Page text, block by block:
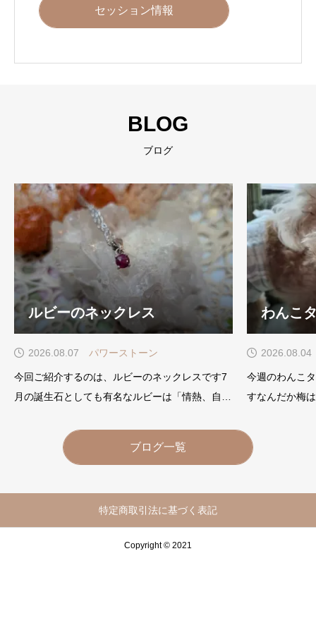
セッション情報
BLOG
ブログ
ルビーのネックレス
2026.08.07 パワーストーン
今回ご紹介するのは、ルビーのネックレスです7
月の誕生石としても有名なルビーは「情熱、自
ドよりも古くから、多くの人に愛され続けてきま
した勝利を呼ぶ石といわれ、困難を打破して、勝
わんこ
2026.08.04
今週のわんこ
すなんだか梅
す(^_^;)いつも
のままに、選
ブログ一覧
特定商取引法に基づく表記
Copyright © 2021